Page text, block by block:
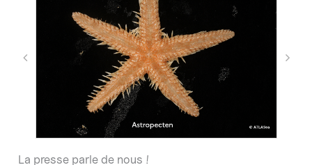
La presse parle de nous !